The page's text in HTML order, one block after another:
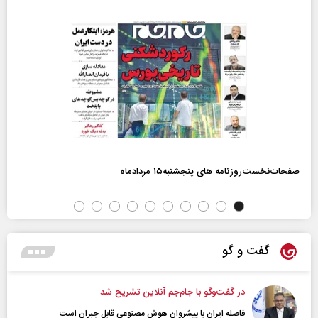
صفحات‌نخست‌روزنامه ها‌ی پنجشنبه‌۱۵ مردادماه
گفت و گو
در گفت‌و‌گو با جام‌جم آنلاین تشریح شد
فاصله ایران با پیشرو‌ان هوش مصنوعی قابل جبران است